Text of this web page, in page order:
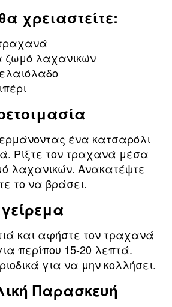
χρειαστείτε:
ζωμό λαχανικών
ένα κατσαρόλι
Ρίξτε τον τραχανά μέσα
λαχανικών. Ανακατέψτε
το να βράσει.
και αφήστε τον τραχανά
περίπου 15-20 λεπτά.
για να μην κολλήσει.
Παρασκευή